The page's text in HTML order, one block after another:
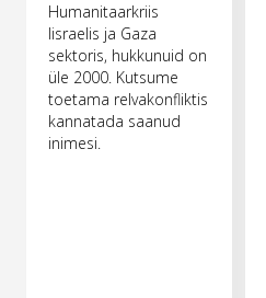
Humanitaarkriis
Iisraelis ja Gaza
sektoris, hukkunuid on
üle 2000. Kutsume
toetama relvakonfliktis
kannatada saanud
inimesi.